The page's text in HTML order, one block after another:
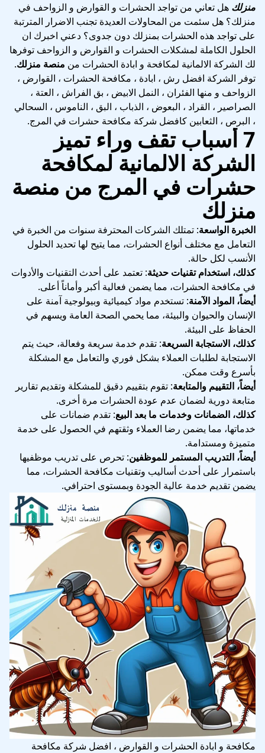
منزلك هل تعاني من تواجد الحشرات و القوارض و الزواحف في
منزلك؟ هل سئمت من المحاولات العديدة تجنب الاضرار المترتبة
على تواجد هذه الحشرات بمنزلك دون جدوى؟ دعني اخبرك ان
الحلول الكاملة لمشكلات الحشرات و القوارض و الزواحف توفرها
لك الشركة الالمانية لمكافحة و ابادة الحشرات من منصة منزلك.
توفر الشركة افضل رش ، ابادة ، مكافحة الحشرات ، القوارض ،
الزواحف و منها الفئران ، النمل الابيض ، بق الفراش ، العتة ،
الصراصير ، القراد ، البعوض ، الذباب ، البق ، الناموس ، السحالي
، البرص ، الثعابين كافضل شركة مكافحة حشرات في المرج.
7 أسباب تقف وراء تميز
الشركة الالمانية لمكافحة
حشرات في المرج من منصة
منزلك
الخبرة الواسعة: تمتلك الشركات المحترفة سنوات من الخبرة في
التعامل مع مختلف أنواع الحشرات، مما يتيح لها تحديد الحلول
الأنسب لكل حالة.
كذلك، استخدام تقنيات حديثة: تعتمد على أحدث التقنيات والأدوات
في مكافحة الحشرات، مما يضمن فعالية أكبر وأماناً أعلى.
أيضاً، المواد الآمنة: تستخدم مواد كيميائية وبيولوجية آمنة على
الإنسان والحيوان والبيئة، مما يحمي الصحة العامة ويسهم في
الحفاظ على البيئة.
كذلك، الاستجابة السريعة: تقدم خدمة سريعة وفعالة، حيث يتم
الاستجابة لطلبات العملاء بشكل فوري والتعامل مع المشكلة
بأسرع وقت ممكن.
أيضاً، التقييم والمتابعة: تقوم بتقييم دقيق للمشكلة وتقديم تقارير
متابعة دورية لضمان عدم عودة الحشرات مرة أخرى.
كذلك، الضمانات وخدمات ما بعد البيع: تقدم ضمانات على
خدماتها، مما يضمن رضا العملاء وثقتهم في الحصول على خدمة
متميزة ومستدامة.
أيضاً، التدريب المستمر للموظفين: تحرص على تدريب موظفيها
باستمرار على أحدث أساليب وتقنيات مكافحة الحشرات، مما
يضمن تقديم خدمة عالية الجودة وبمستوى احترافي.
مكافحة و ابادة الحشرات و القوارض ، افضل شركة مكافحة